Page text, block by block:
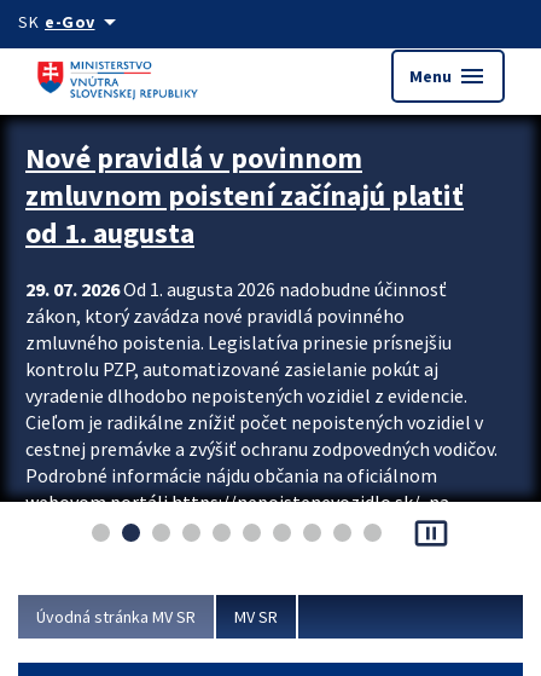
Preskocit na hlavný obsah
SK e-Govarrow_drop_down
Menu menu
Zastavit automatický posun upútavok
Nové pravidlá v povinnom
zmluvnom poistení začínajú platiť
od 1. augusta
29. 07. 2026Od 1. augusta 2026 nadobudne účinnosť
zákon, ktorý zavádza nové pravidlá povinného
zmluvného poistenia. Legislatíva prinesie prísnejšiu
kontrolu PZP, automatizované zasielanie pokút aj
vyradenie dlhodobo nepoistených vozidiel z evidencie.
Cieľom je radikálne znížiť počet nepoistených vozidiel v
cestnej premávke a zvýšiť ochranu zodpovedných vodičov.
Podrobné informácie nájdu občania na oficiálnom
webovom portáli https://nepoistenevozidlo.sk/, na
ktorom od augusta pribudne aj možnosť overiť si...
pause_presentation
Úvodná stránka MV SR MV SR